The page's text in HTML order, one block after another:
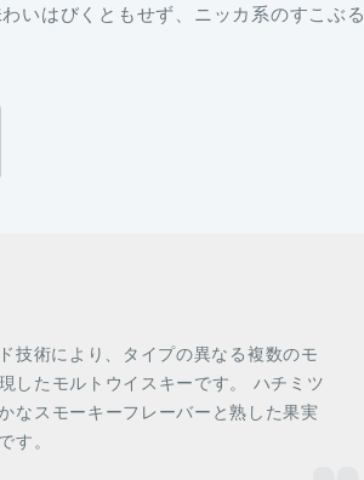
いはびくともせず、 ニッカ系のすこぶる
技術により、
タイプの異なる複数のモ
したモルトウイスキーです。 ハチミツ
なスモーキーフレーバーと熟した果実
す。